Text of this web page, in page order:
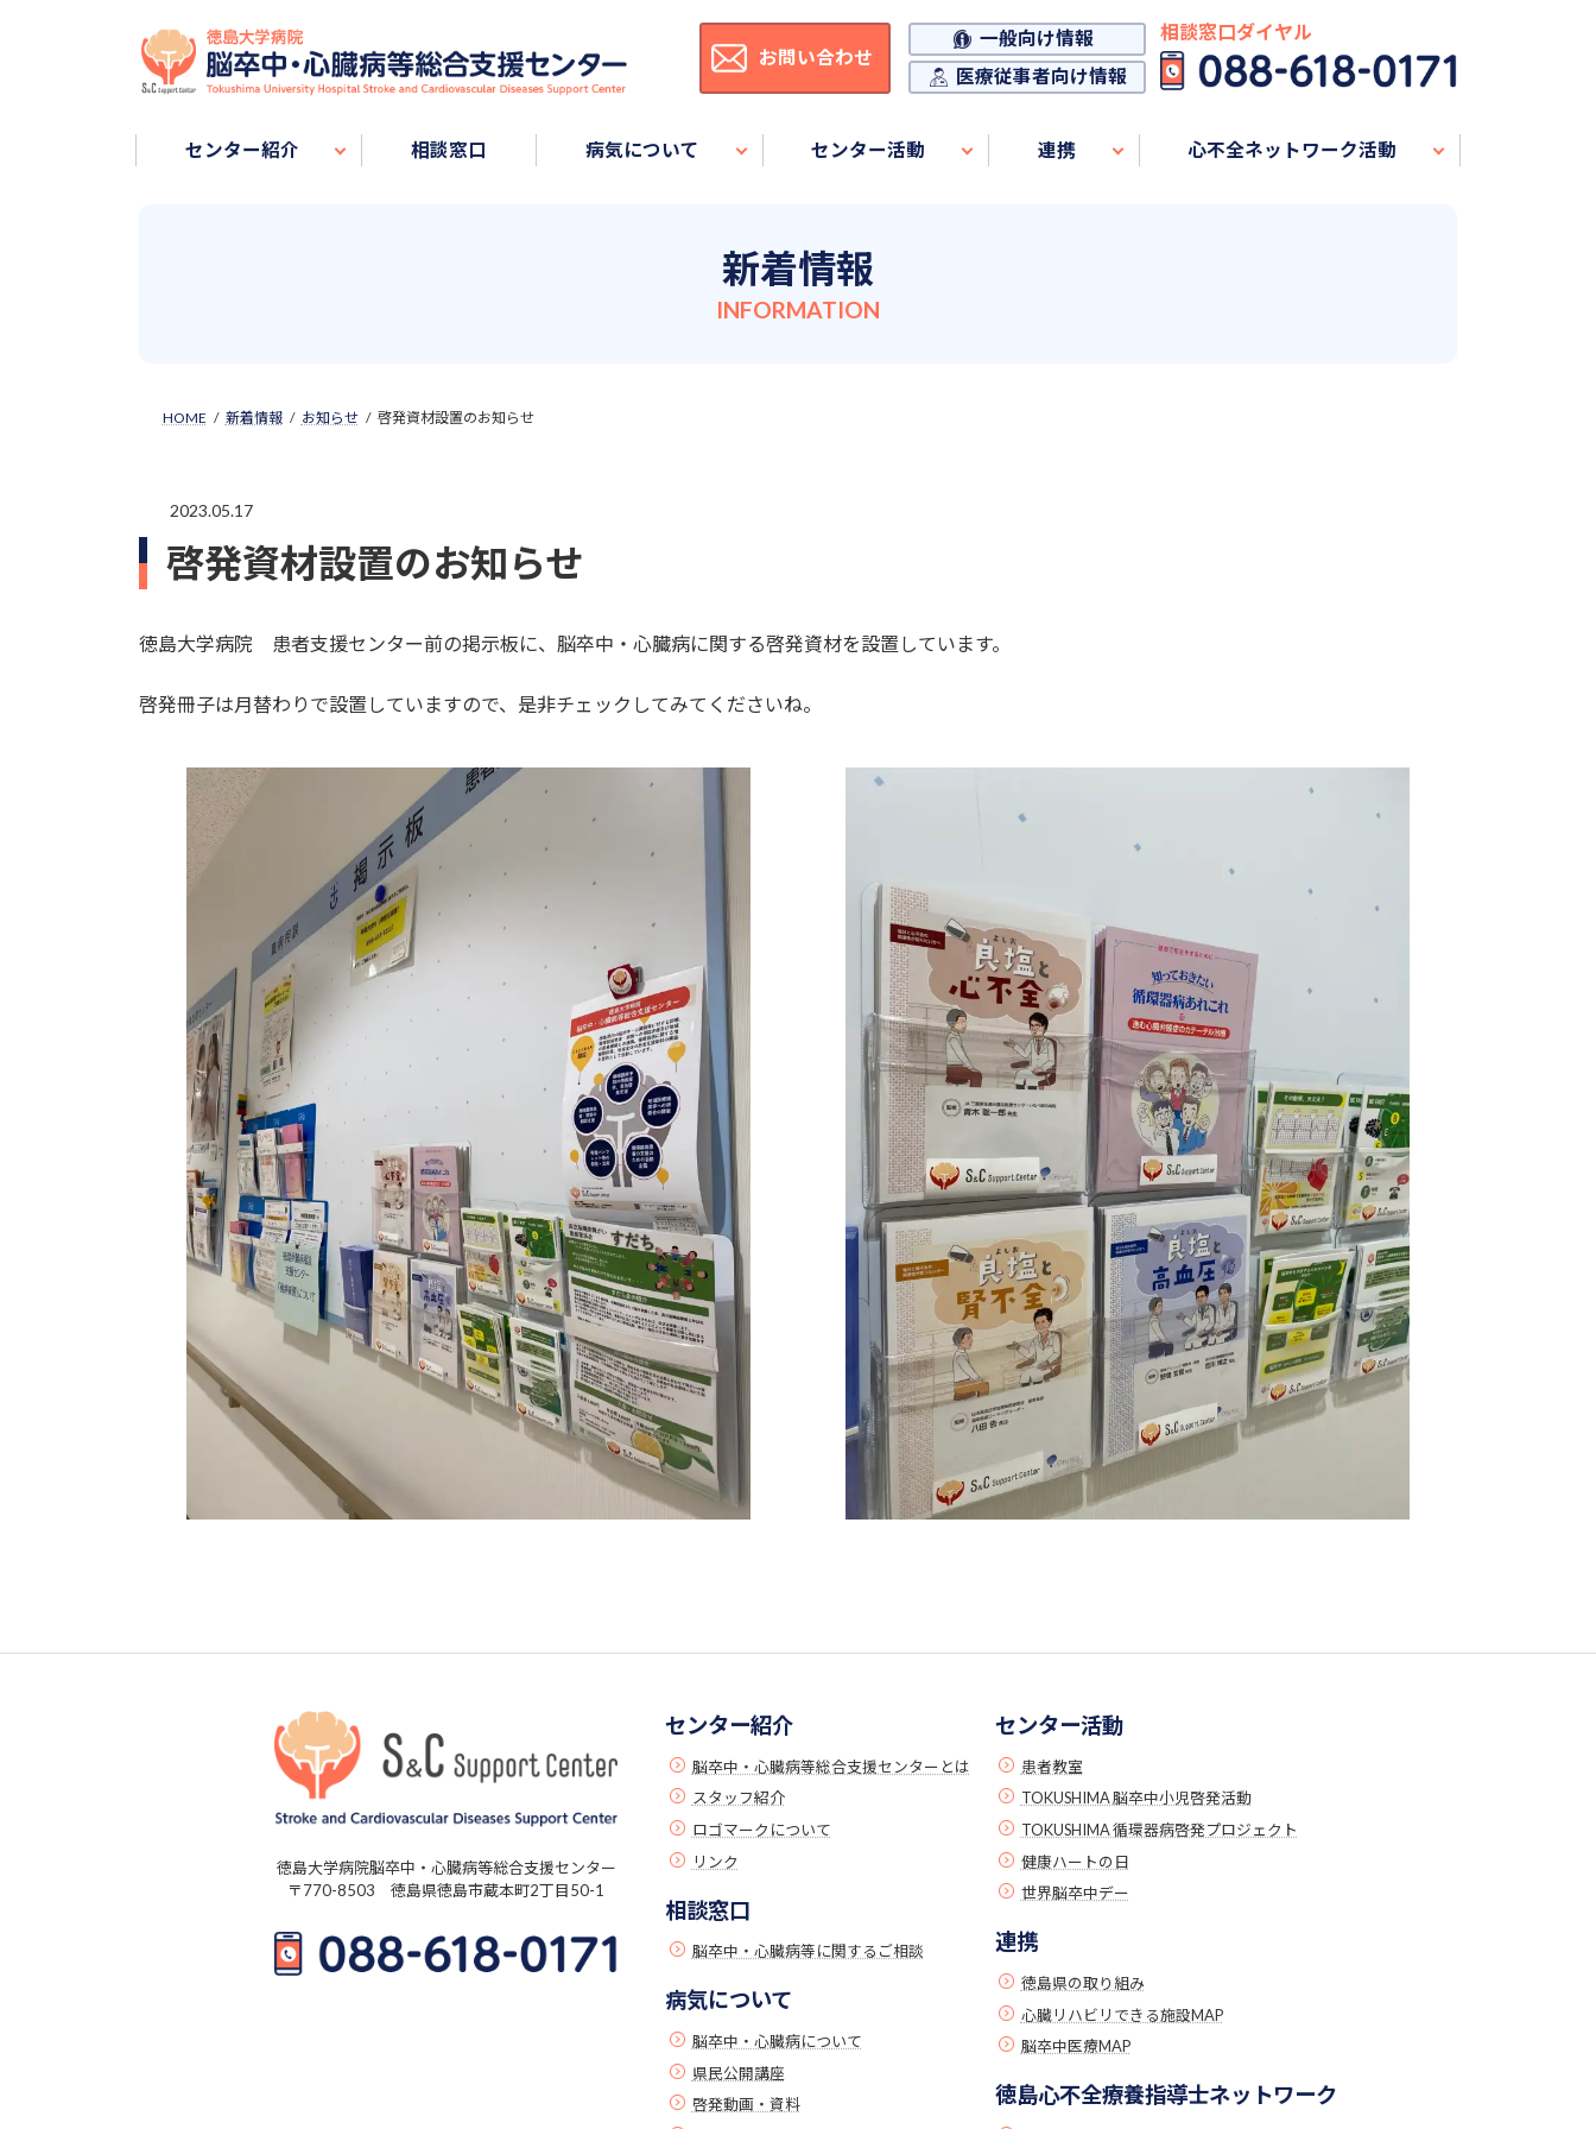
相談窓口ダイヤル
センター紹介 相談窓口 病気について センター活動 連携 心不全ネットワーク活動
お問い合わせ
一般向け情報
医療従事者向け情報
新着情報
HOME 新着情報 お知らせ 啓発資材設置のお知らせ
2023.05.17
啓発資材設置のお知らせ
徳島大学病院 患者支援センター前の掲示板に、脳卒中・心臓病に関する啓発資材を設置しています。
啓発冊子は月替わりで設置していますので、是非チェックしてみてくださいね。
徳島大学病院脳卒中・心臓病等総合支援センター
〒770-8503 徳島県徳島市蔵本町2丁目50-1
センター紹介
脳卒中・心臓病等総合支援センターとは
スタッフ紹介
ロゴマークについて
リンク
相談窓口
脳卒中・心臓病等に関するご相談
病気について
脳卒中・心臓病について
県民公開講座
啓発動画・資料
センター活動
患者教室
TOKUSHIMA 脳卒中小児啓発活動
TOKUSHIMA 循環器病啓発プロジェクト
健康ハートの日
世界脳卒中デー
連携
徳島県の取り組み
心臓リハビリできる施設MAP
脳卒中医療MAP
徳島心不全療養指導士ネットワーク